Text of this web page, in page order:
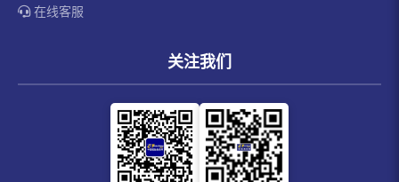
在线客服
关注我们